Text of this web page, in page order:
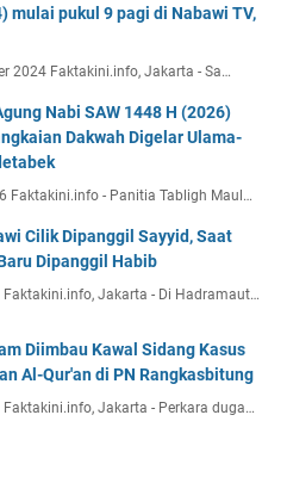
mulai pukul 9 pagi di Nabawi TV,
2024 Faktakini.info, Jakarta - Sa…
Nabi SAW 1448 H (2026)
Dakwah Digelar Ulama-
Faktakini.info - Panitia Tabligh Maul…
Cilik Dipanggil Sayyid, Saat
Dipanggil Habib
Jakarta - Di Hadramaut…
Diimbau Kawal Sidang Kasus
Al-Qur'an di PN Rangkasbitung
Jakarta - Perkara duga…